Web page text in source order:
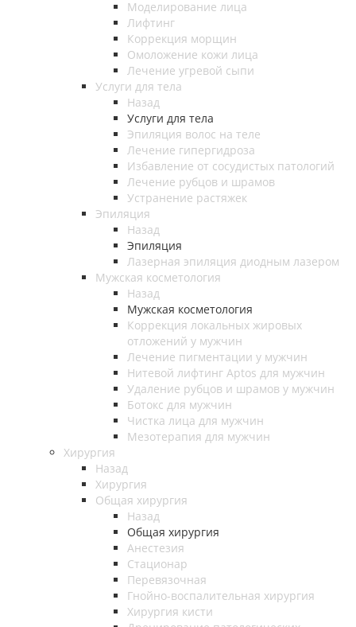
Моделирование лица
Лифтинг
Коррекция морщин
Омоложение кожи лица
Лечение угревой сыпи
Услуги для тела
Назад
Услуги для тела
Эпиляция волос на теле
Лечение гипергидроза
Избавление от сосудистых патологий
Лечение рубцов и шрамов
Устранение растяжек
Эпиляция
Назад
Эпиляция
Лазерная эпиляция диодным лазером
Мужская косметология
Назад
Мужская косметология
Коррекция локальных жировых
отложений у мужчин
Лечение пигментации у мужчин
Нитевой лифтинг Aptos для мужчин
Удаление рубцов и шрамов у мужчин
Ботокс для мужчин
Чистка лица для мужчин
Мезотерапия для мужчин
Хирургия
Назад
Хирургия
Общая хирургия
Назад
Общая хирургия
Анестезия
Стационар
Перевязочная
Гнойно-воспалительная хирургия
Хирургия кисти